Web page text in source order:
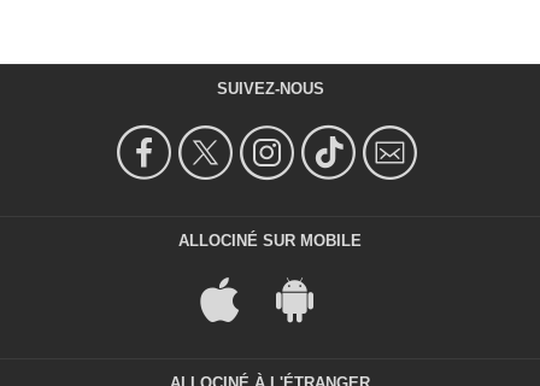
SUIVEZ-NOUS
ALLOCINÉ SUR MOBILE